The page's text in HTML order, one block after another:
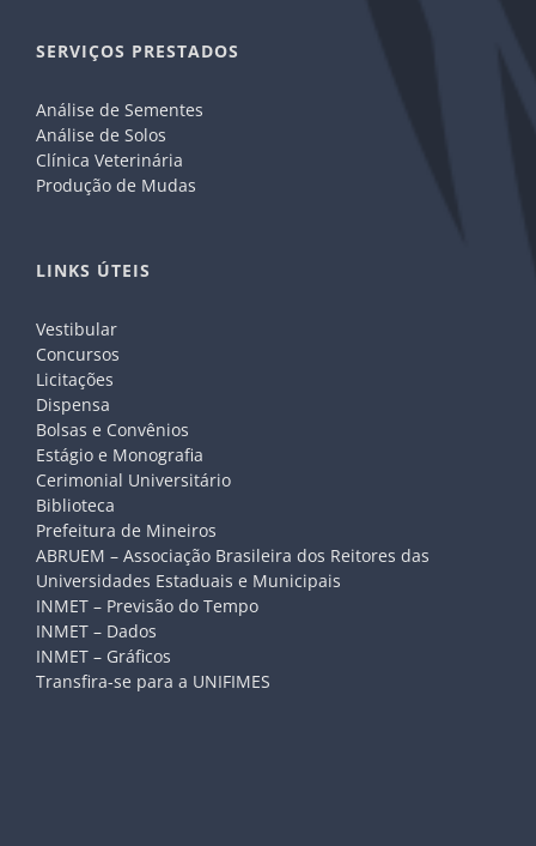
SERVIÇOS PRESTADOS
Análise de Sementes
Análise de Solos
Clínica Veterinária
Produção de Mudas
LINKS ÚTEIS
Vestibular
Concursos
Licitações
Dispensa
Bolsas e Convênios
Estágio e Monografia
Cerimonial Universitário
Biblioteca
Prefeitura de Mineiros
ABRUEM – Associação Brasileira dos Reitores das
Universidades Estaduais e Municipais
INMET – Previsão do Tempo
INMET – Dados
INMET – Gráficos
Transfira-se para a UNIFIMES